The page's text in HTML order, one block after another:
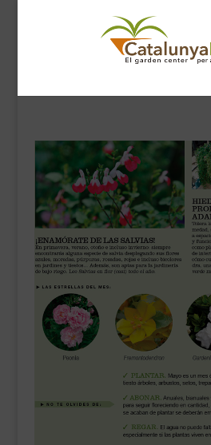
SÍGUENOS EN:
INICIO
PLANTAS
COMPLEMENTOS JARDÍN
MASCOTAS
DECORACIÓN
HORARIO GARDEN
CONTACTAR
___________________________
VEURE EN CATALÀ